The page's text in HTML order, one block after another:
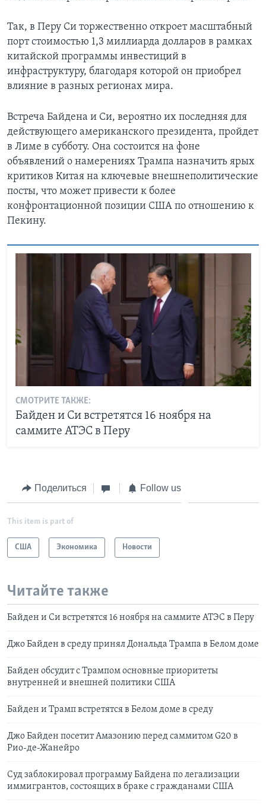
Так, в Перу Си торжественно откроет масштабный
порт стоимостью 1,3 миллиарда долларов в рамках
китайской программы инвестиций в
инфраструктуру, благодаря которой он приобрел
влияние в разных регионах мира.
Встреча Байдена и Си, вероятно их последняя для
действующего американского президента, пройдет
в Лиме в субботу. Она состоится на фоне
объявлений о намерениях Трампа назначить ярых
критиков Китая на ключевые внешнеполитические
посты, что может привести к более
конфронтационной позиции США по отношению к
Пекину.
СМОТРИТЕ ТАКЖЕ:
Байден и Си встретятся 16 ноября на
саммите АТЭС в Перу
Поделиться Follow us
This item is part of
США Экономика Новости
Читайте также
Байден и Си встретятся 16 ноября на саммите АТЭС в Перу
Джо Байден в среду принял Дональда Трампа в Белом доме
Байден обсудит с Трампом основные приоритеты
внутренней и внешней политики США
Байден и Трамп встретятся в Белом доме в среду
Джо Байден посетит Амазонию перед саммитом G20 в
Рио-де-Жанейро
Суд заблокировал программу Байдена по легализации
иммигрантов, состоящих в браке с гражданами США